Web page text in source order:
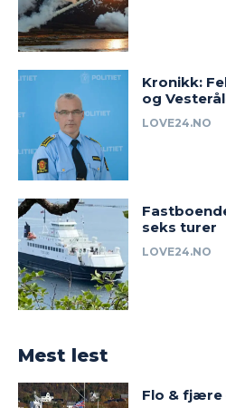
Kronikk:
og
LOVE24.NO
seks turer
LOVE24.NO
Mest lest
Flo & fjære